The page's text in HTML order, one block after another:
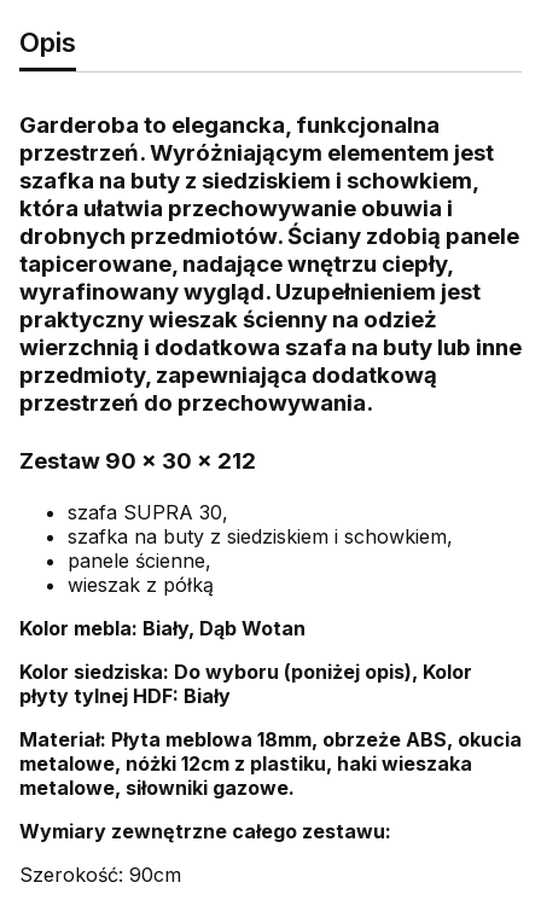
Opis
Garderoba to elegancka, funkcjonalna
przestrzeń. Wyróżniającym elementem jest
szafka na buty z siedziskiem i schowkiem,
która ułatwia przechowywanie obuwia i
drobnych przedmiotów. Ściany zdobią panele
tapicerowane, nadające wnętrzu ciepły,
wyrafinowany wygląd. Uzupełnieniem jest
praktyczny wieszak ścienny na odzież
wierzchnią i dodatkowa szafa na buty lub inne
przedmioty, zapewniająca dodatkową
przestrzeń do przechowywania.
Zestaw 90 x 30 x 212
szafa SUPRA 30,
szafka na buty z siedziskiem i schowkiem,
panele ścienne,
wieszak z półką
Kolor mebla: Biały, Dąb Wotan
Kolor siedziska: Do wyboru (poniżej opis), Kolor
płyty tylnej HDF: Biały
Materiał: Płyta meblowa 18mm, obrzeże ABS, okucia
metalowe, nóżki 12cm z plastiku, haki wieszaka
metalowe, siłowniki gazowe.
Wymiary zewnętrzne całego zestawu:
Szerokość: 90cm